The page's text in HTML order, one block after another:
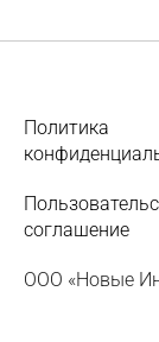
Политика
соглашение
ООО «Новые